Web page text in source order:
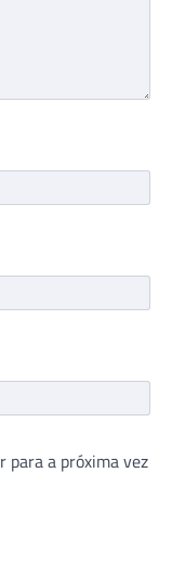
para a próxima vez